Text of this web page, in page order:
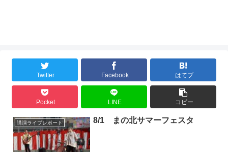
Twitter Facebook はてブ
Pocket LINE コピー
講演ライブレポート 8/1 まの北サマーフェスタ